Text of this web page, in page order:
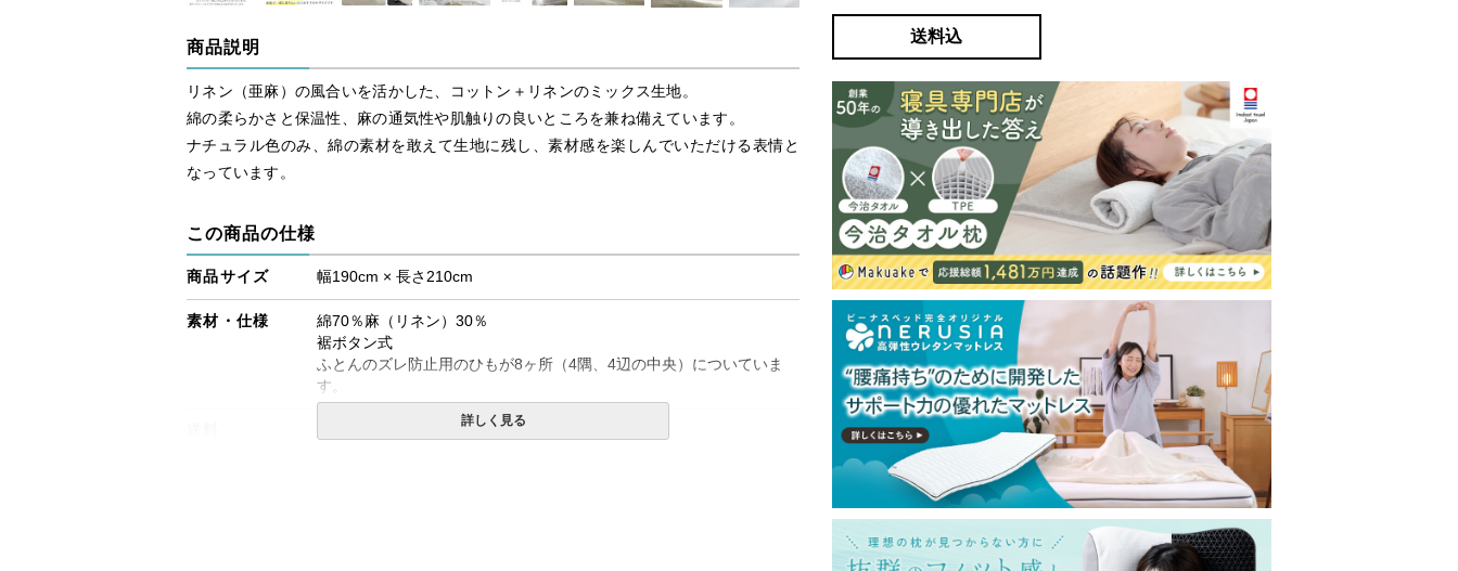
商品説明
リネン（亜麻）の風合いを活かした、コットン＋リネンのミックス生地。
綿の柔らかさと保温性、麻の通気性や肌触りの良いところを兼ね備えています。
ナチュラル色のみ、綿の素材を敢えて生地に残し、素材感を楽しんでいただける表情と
なっています。
この商品の仕様
商品サイズ 幅190cm × 長さ210cm
素材・仕様
綿70％麻（リネン）30％
裾ボタン式
ふとんのズレ防止用のひもが8ヶ所（4隅、4辺の中央）についていま
す。
詳しく見る
送料込